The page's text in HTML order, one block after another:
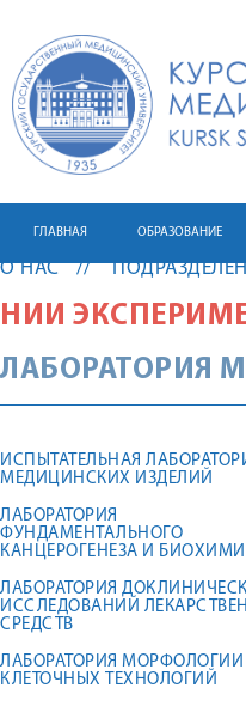
ГЛАВНАЯ ОБРАЗОВАНИЕ
О НАС
НИИ
ЛАБОРАТОРИЯ
ИСПЫТАТЕЛЬНАЯ
МЕДИЦИНСКИХ ИЗДЕЛИЙ
ЛАБОРАТОРИЯ
ФУНДАМЕНТАЛЬНОГО
КАНЦЕРОГЕНЕЗА И
ЛАБОРАТОРИЯ
ИССЛЕДОВАНИЙ
СРЕДСТВ
ЛАБОРАТОРИЯ МОРФОЛОГИИ
КЛЕТОЧНЫХ ТЕХНОЛОГИЙ